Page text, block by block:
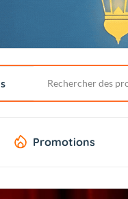
Promotions